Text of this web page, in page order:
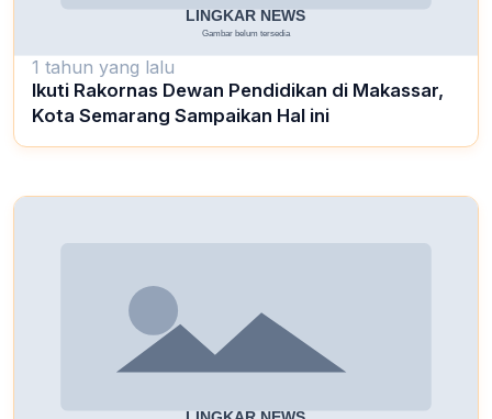
1 tahun yang lalu
Ikuti Rakornas Dewan Pendidikan di Makassar,
Kota Semarang Sampaikan Hal ini